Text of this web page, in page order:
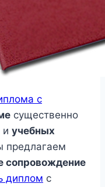
с
существенно
и учебных
предлагаем
сопровождение
диплом с